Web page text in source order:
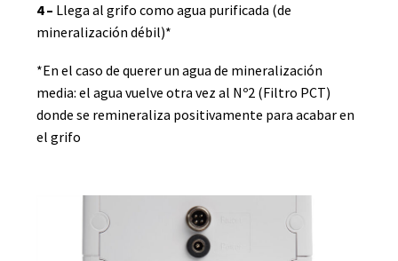
4 – Llega al grifo como agua purificada (de
mineralización débil)*
*En el caso de querer un agua de mineralización
media: el agua vuelve otra vez al Nº2 (Filtro PCT)
donde se remineraliza positivamente para acabar en
el grifo